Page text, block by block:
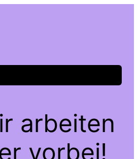
arbeiten
vorbei!